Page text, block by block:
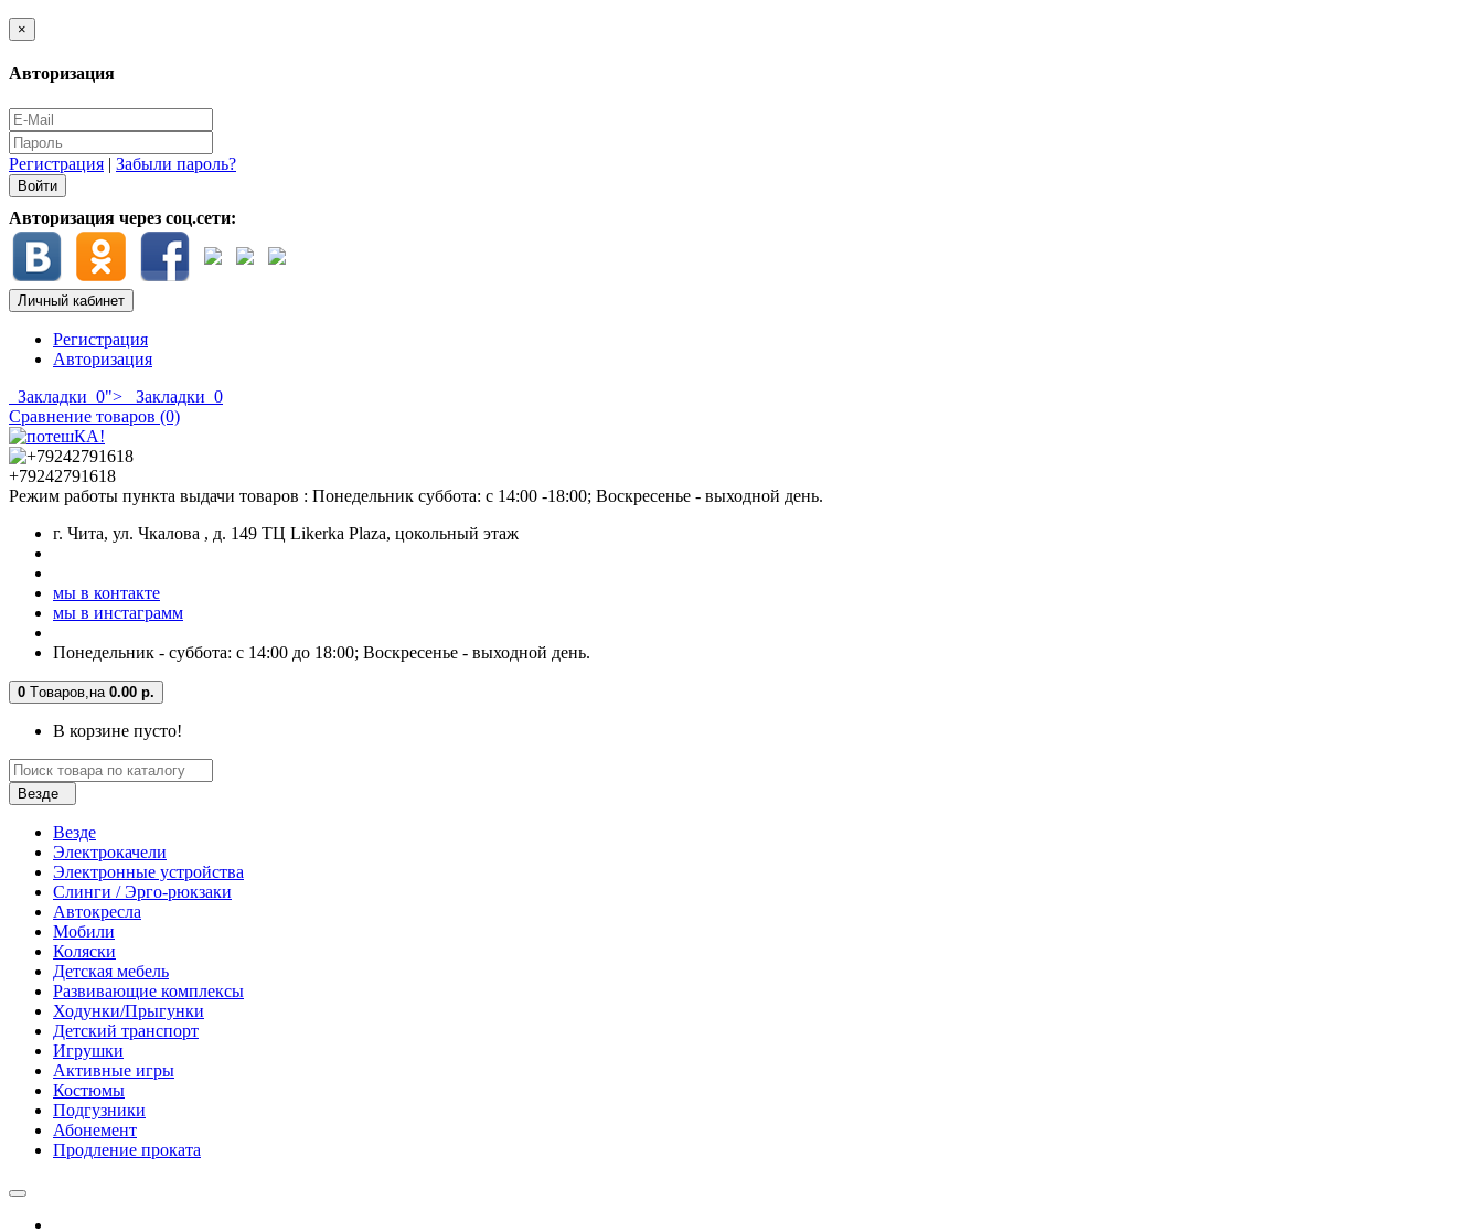
×
Авторизация
Регистрация | Забыли пароль?
Авторизация через соц.сети:
Личный кабинет
Регистрация
Авторизация
Закладки 0"> Закладки 0
Сравнение товаров (0)
+79242791618
Режим работы пункта выдачи товаров : Понедельник суббота: с 14:00 -18:00; Воскресенье - выходной день.
г. Чита, ул. Чкалова , д. 149 ТЦ Likerka Plaza, цокольный этаж
мы в контакте
мы в инстаграмм
Понедельник - суббота: с 14:00 до 18:00; Воскресенье - выходной день.
0 Tоваров, на 0.00 р.
В корзине пусто!
Везде
Везде
Электрокачели
Электронные устройства
Слинги / Эрго-рюкзаки
Автокресла
Мобили
Коляски
Детская мебель
Развивающие комплексы
Ходунки/Прыгунки
Детский транспорт
Игрушки
Активные игры
Костюмы
Подгузники
Абонемент
Продление проката